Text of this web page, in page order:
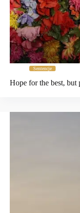
Sentencje
Hope for the best, but